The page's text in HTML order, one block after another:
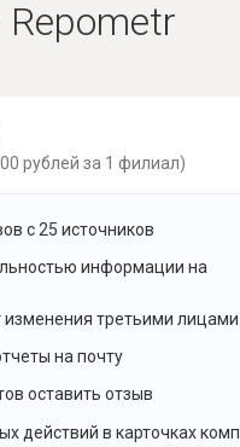
рублей за 1 филиал)
с 25 источников
информации на
третьими лицами
на почту
оставить отзыв
действий в карточках